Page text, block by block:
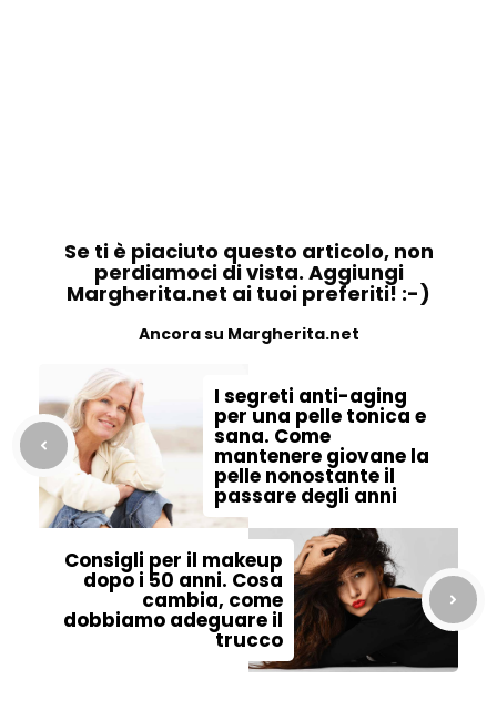
Se ti è piaciuto questo articolo, non
perdiamoci di vista. Aggiungi
Margherita.net ai tuoi preferiti! :-)
Ancora su Margherita.net
I segreti anti-aging
per una pelle tonica e
sana. Come
mantenere giovane la
pelle nonostante il
passare degli anni
Consigli per il makeup
dopo i 50 anni. Cosa
cambia, come
dobbiamo adeguare il
trucco